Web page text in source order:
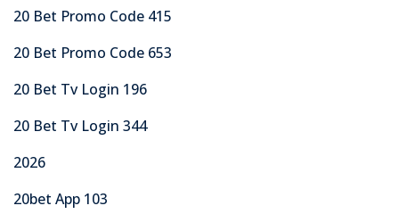
20 Bet Promo Code 415
20 Bet Promo Code 653
20 Bet Tv Login 196
20 Bet Tv Login 344
2026
20bet App 103